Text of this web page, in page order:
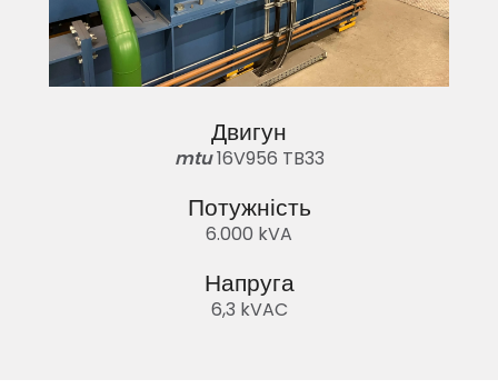
Двигун
mtu16V956 TB33
Потужність
6.000 kVA
Напруга
6,3 kVAC